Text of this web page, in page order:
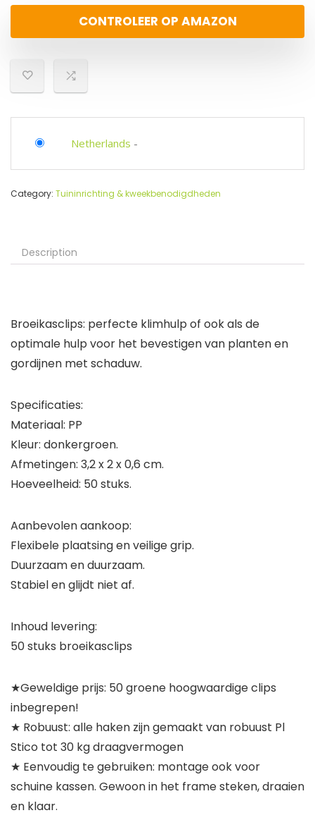
CONTROLEER OP AMAZON
Netherlands -
Category: Tuininrichting & kweekbenodigdheden
Description
Broeikasclips: perfecte klimhulp of ook als de
optimale hulp voor het bevestigen van planten en
gordijnen met schaduw.
Specificaties:
Materiaal: PP
Kleur: donkergroen.
Afmetingen: 3,2 x 2 x 0,6 cm.
Hoeveelheid: 50 stuks.
Aanbevolen aankoop:
Flexibele plaatsing en veilige grip.
Duurzaam en duurzaam.
Stabiel en glijdt niet af.
Inhoud levering:
50 stuks broeikasclips
★Geweldige prijs: 50 groene hoogwaardige clips
inbegrepen!
★ Robuust: alle haken zijn gemaakt van robuust Pl
Stico tot 30 kg draagvermogen
★ Eenvoudig te gebruiken: montage ook voor
schuine kassen. Gewoon in het frame steken, draaien
en klaar.